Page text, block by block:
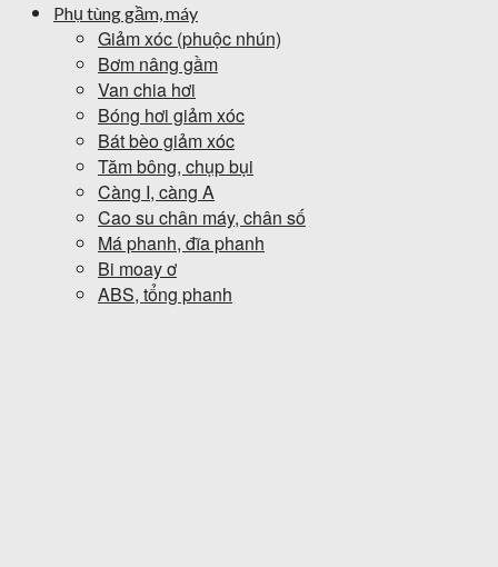
Phụ tùng gầm, máy
Giảm xóc (phuộc nhún)
Bơm nâng gầm
Van chia hơi
Bóng hơi giảm xóc
Bát bèo giảm xóc
Tăm bông, chụp bụi
Càng I, càng A
Cao su chân máy, chân số
Má phanh, đĩa phanh
Bi moay ơ
ABS, tổng phanh